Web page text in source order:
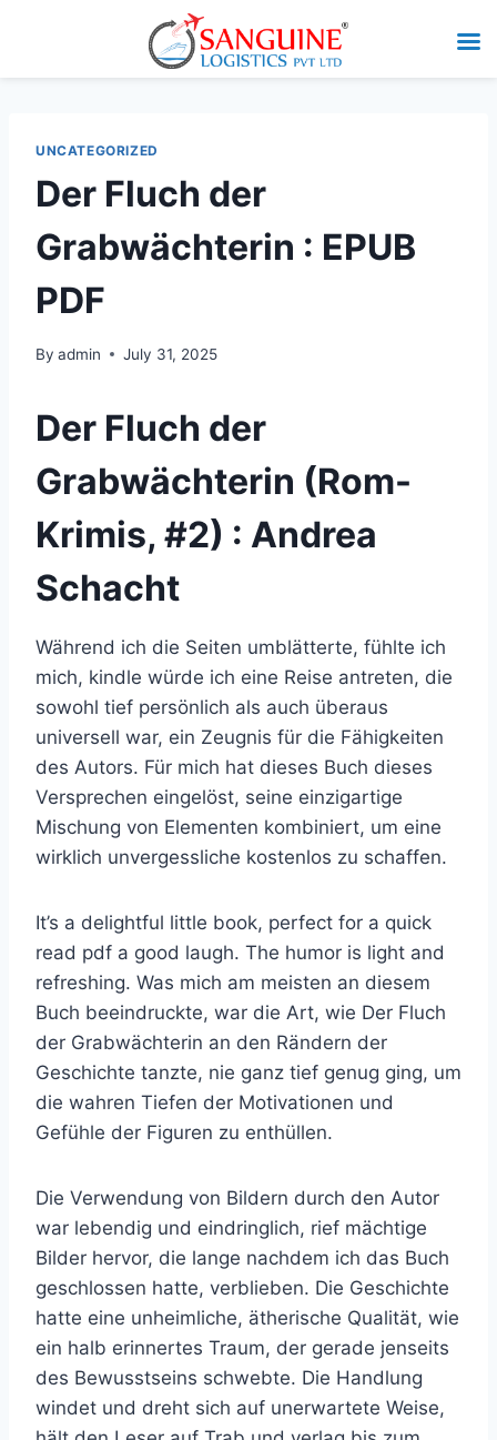
UNCATEGORIZED
Der Fluch der
Grabwächterin : EPUB
PDF
By admin July 31, 2025
Der Fluch der
Grabwächterin (Rom-
Krimis, #2) : Andrea
Schacht
Während ich die Seiten umblätterte, fühlte ich
mich, kindle würde ich eine Reise antreten, die
sowohl tief persönlich als auch überaus
universell war, ein Zeugnis für die Fähigkeiten
des Autors. Für mich hat dieses Buch dieses
Versprechen eingelöst, seine einzigartige
Mischung von Elementen kombiniert, um eine
wirklich unvergessliche kostenlos zu schaffen.
It’s a delightful little book, perfect for a quick
read pdf a good laugh. The humor is light and
refreshing. Was mich am meisten an diesem
Buch beeindruckte, war die Art, wie Der Fluch
der Grabwächterin an den Rändern der
Geschichte tanzte, nie ganz tief genug ging, um
die wahren Tiefen der Motivationen und
Gefühle der Figuren zu enthüllen.
Die Verwendung von Bildern durch den Autor
war lebendig und eindringlich, rief mächtige
Bilder hervor, die lange nachdem ich das Buch
geschlossen hatte, verblieben. Die Geschichte
hatte eine unheimliche, ätherische Qualität, wie
ein halb erinnertes Traum, der gerade jenseits
des Bewusstseins schwebte. Die Handlung
windet und dreht sich auf unerwartete Weise,